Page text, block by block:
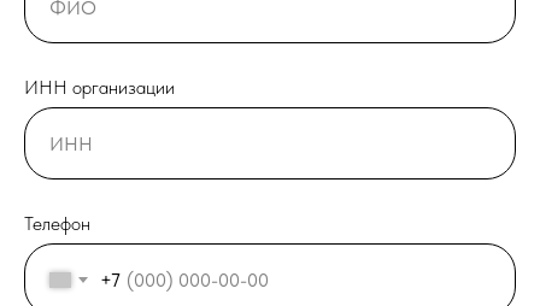
ИНН организации
Телефон
+7